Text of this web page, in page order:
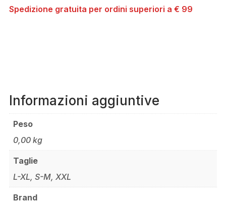
Spedizione gratuita per ordini superiori a € 99
Informazioni aggiuntive
Peso
0,00 kg
Taglie
L-XL, S-M, XXL
Brand